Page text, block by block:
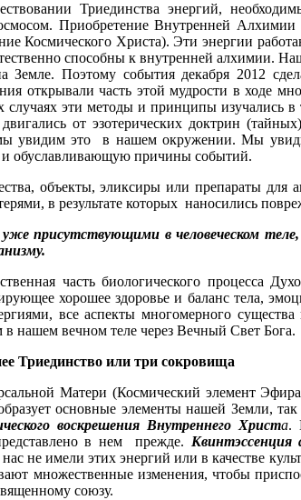
Триединства энергий,
Приобретение Внутренней
Космического Христа). Эти энергии
способны к внутренней алхимии.
Поэтому события декабря 2012
открывали часть этой мудрости в ходе
эти методы и принципы изучались
от эзотерических доктрин
увидим это в нашем окружении. Мы
и обуславливающую причины событий.
объекты, эликсиры или препараты для
в результате которых наносились
присутствующими в человеческом теле,
часть биологического процесса
хорошее здоровье и баланс тела,
все аспекты многомерного
нашем вечном теле через Вечный Свет Бога.
Триединство или три сокровища
Матери (Космический элемент
основные элементы нашей Земли,
воскрешения Внутреннего Христа.
в нем прежде. Квинтэссенция
не имели этих энергий или в качестве
множественные изменения, чтобы
союзу.